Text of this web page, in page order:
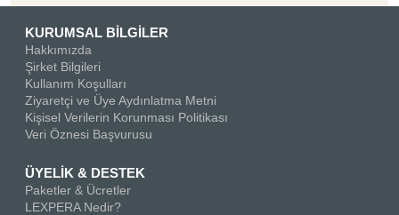
KURUMSAL BİLGİLER
Hakkımızda
Şirket Bilgileri
Kullanım Koşulları
Ziyaretçi ve Üye Aydınlatma Metni
Kişisel Verilerin Korunması Politikası
Veri Öznesi Başvurusu
ÜYELİK & DESTEK
Paketler & Ücretler
LEXPERA Nedir?